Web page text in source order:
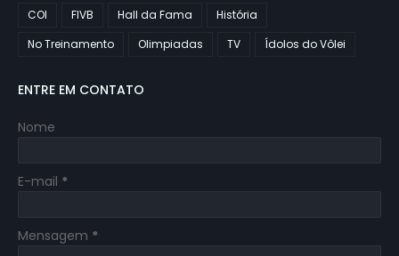
COI
FIVB Hall da Fama
História
No Treinamento
Olimpiadas TV Ídolos do Vôlei
ENTRE EM CONTATO
Nome
E-mail *
Mensagem *